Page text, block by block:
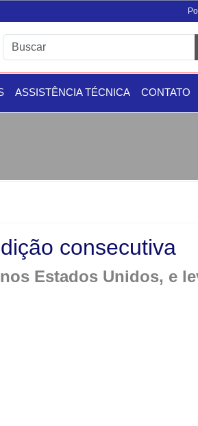
ASSISTÊNCIA TÉCNICA CONTATO
consecutiva
Estados Unidos, e